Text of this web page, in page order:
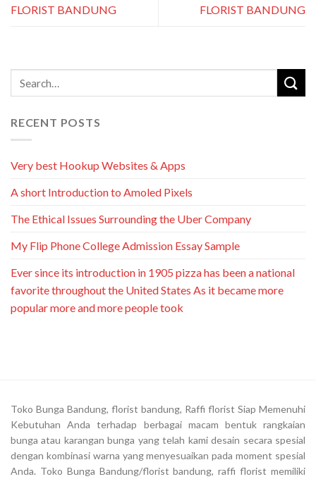
FLORIST BANDUNG FLORIST BANDUNG
RECENT POSTS
Very best Hookup Websites & Apps
A short Introduction to Amoled Pixels
The Ethical Issues Surrounding the Uber Company
My Flip Phone College Admission Essay Sample
Ever since its introduction in 1905 pizza has been a national
favorite throughout the United States As it became more
popular more and more people took
Toko Bunga Bandung, florist bandung, Raffi florist Siap Memenuhi
Kebutuhan Anda terhadap berbagai macam bentuk rangkaian
bunga atau karangan bunga yang telah kami desain secara spesial
dengan kombinasi warna yang menyesuaikan pada moment spesial
Anda. Toko Bunga Bandung/florist bandung, raffi florist memiliki